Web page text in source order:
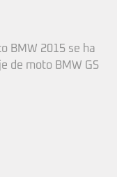
BMW 2015 se ha
de moto BMW GS